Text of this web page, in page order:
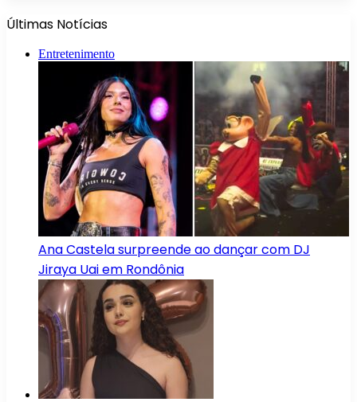
Últimas Notícias
Entretenimento
Ana Castela surpreende ao dançar com DJ
Jiraya Uai em Rondônia